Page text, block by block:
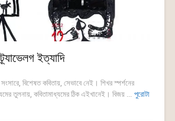
ইত্যাদি
সংসারে, বিশেষত কবিতায়, সেভাবে নেই। শিখর স্পর্শনের
তুলনায়, কবিতামাধ্যমের ঠিক এইখানেই। বিজয় ... পুরোটা